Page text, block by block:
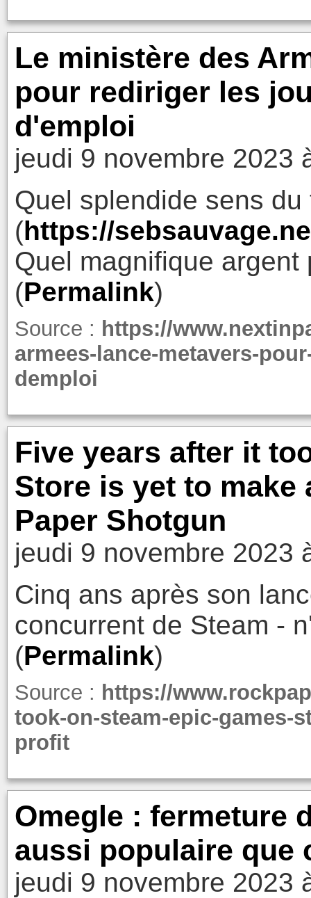
Le ministère des
pour rediriger les
d'emploi
jeudi 9 novembre 2023
Quel splendide sens du
(https://
Quel magnifique
(Permalink)
Source : https://
armees-lance-metavers-
demploi
Five years after it
Store is yet to make
Paper Shotgun
jeudi 9 novembre 2023
Cinq ans après son
concurrent de Steam -
(Permalink)
Source : https://
took-on-steam-epic-games-
profit
Omegle : fermeture
aussi populaire que
jeudi 9 novembre 2023